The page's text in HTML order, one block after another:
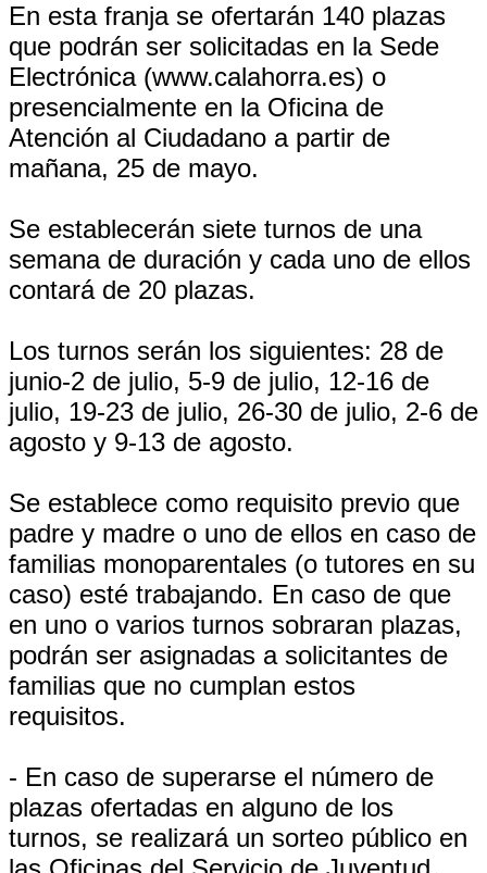
En esta franja se ofertarán 140 plazas
que podrán ser solicitadas en la Sede
Electrónica (www.calahorra.es) o
presencialmente en la Oficina de
Atención al Ciudadano a partir de
mañana, 25 de mayo.
Se establecerán siete turnos de una
semana de duración y cada uno de ellos
contará de 20 plazas.
Los turnos serán los siguientes: 28 de
junio-2 de julio, 5-9 de julio, 12-16 de
julio, 19-23 de julio, 26-30 de julio, 2-6 de
agosto y 9-13 de agosto.
Se establece como requisito previo que
padre y madre o uno de ellos en caso de
familias monoparentales (o tutores en su
caso) esté trabajando. En caso de que
en uno o varios turnos sobraran plazas,
podrán ser asignadas a solicitantes de
familias que no cumplan estos
requisitos.
- En caso de superarse el número de
plazas ofertadas en alguno de los
turnos, se realizará un sorteo público en